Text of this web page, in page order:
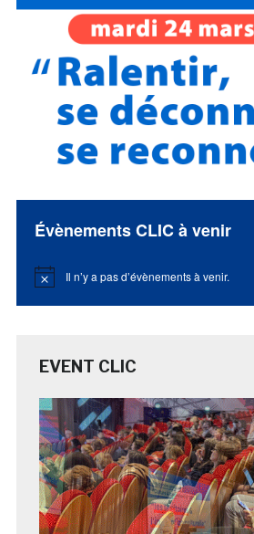
Évènements CLIC à venir
Notice Il n’y a pas d’évènements à venir.
EVENT CLIC